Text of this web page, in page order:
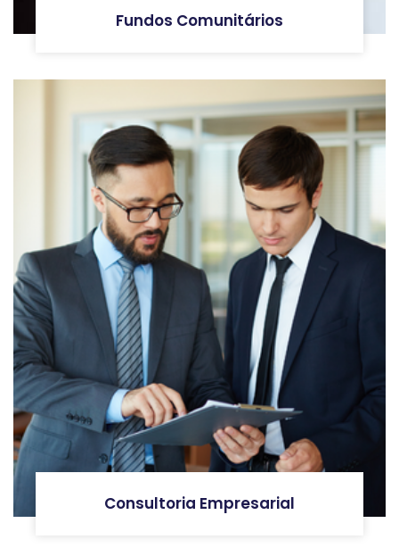
Fundos Comunitários
Consultoria Empresarial